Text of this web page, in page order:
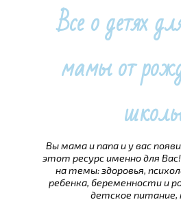
Все о детях
мамы от
Вы мама и папа и у вас
этот ресурс именно для
на темы: здоровья,
ребенка, беременности и
детское питание,